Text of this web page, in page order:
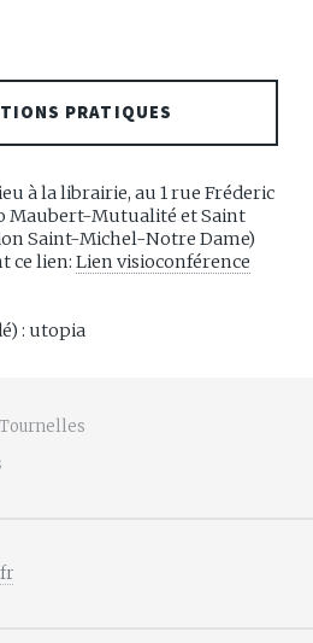
PRATIQUES
à la librairie, au 1 rue Fréderic
Maubert-Mutualité et Saint
Saint-Michel-Notre Dame)
ce lien:Lien visioconférence
: utopia